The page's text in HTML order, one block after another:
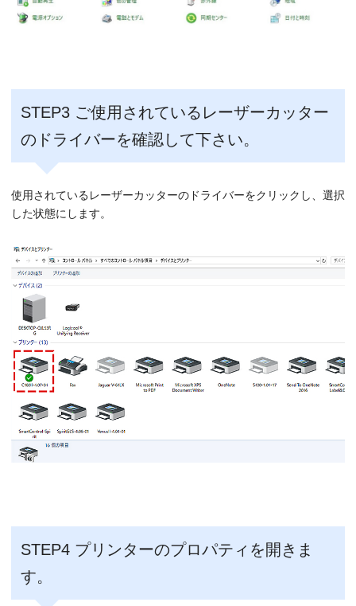
STEP3 ご使用されているレーザーカッター
のドライバーを確認して下さい。
使用されているレーザーカッターのドライバーをクリックし、選択
した状態にします。
STEP4 プリンターのプロパティを開きま
す。